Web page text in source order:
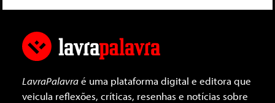
LavraPalavraé uma plataforma digital e editora que
veicula reflexões, críticas, resenhas e notícias sobre